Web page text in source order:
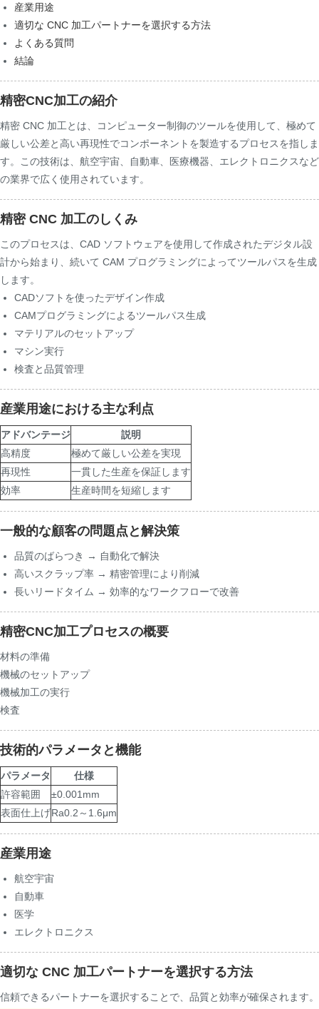
産業用途
適切な CNC 加工パートナーを選択する方法
よくある質問
結論
精密CNC加工の紹介
精密 CNC 加工とは、コンピューター制御のツールを使用して、極めて
厳しい公差と高い再現性でコンポーネントを製造するプロセスを指しま
す。この技術は、航空宇宙、自動車、医療機器、エレクトロニクスなど
の業界で広く使用されています。
精密 CNC 加工のしくみ
このプロセスは、CAD ソフトウェアを使用して作成されたデジタル設
計から始まり、続いて CAM プログラミングによってツールパスを生成
します。
CADソフトを使ったデザイン作成
CAMプログラミングによるツールパス生成
マテリアルのセットアップ
マシン実行
検査と品質管理
産業用途における主な利点
アドバンテージ
説明
高精度
極めて厳しい公差を実現
再現性
一貫した生産を保証します
効率
生産時間を短縮します
一般的な顧客の問題点と解決策
品質のばらつき → 自動化で解決
高いスクラップ率 → 精密管理により削減
長いリードタイム → 効率的なワークフローで改善
精密CNC加工プロセスの概要
材料の準備
機械のセットアップ
機械加工の実行
検査
技術的パラメータと機能
パラメータ
仕様
許容範囲
±0.001mm
表面仕上げRa0.2～1.6μm
産業用途
航空宇宙
自動車
医学
エレクトロニクス
適切な CNC 加工パートナーを選択する方法
信頼できるパートナーを選択することで、品質と効率が確保されます。